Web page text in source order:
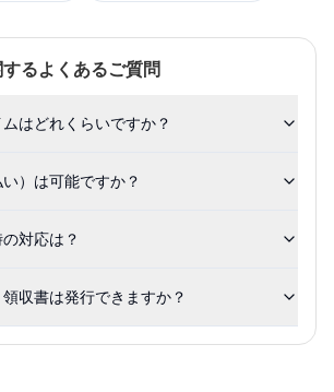
るよくあるご質問
はどれくらいですか？
）は可能ですか？
対応は？
収書は発行できますか？